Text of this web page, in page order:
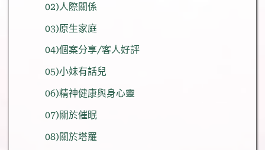
02)人際關係
03)原生家庭
04)個案分享/客人好評
05)小妹有話兒
06)精神健康與身心靈
07)關於催眠
08)關於塔羅